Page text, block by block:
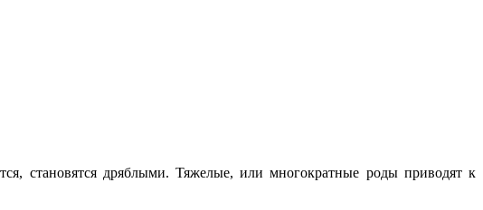
становятся дряблыми. Тяжелые, или многократные роды приводят к